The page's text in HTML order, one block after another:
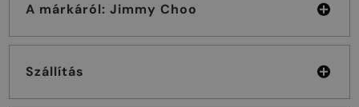
A márkáról: Jimmy Choo
Szállítás